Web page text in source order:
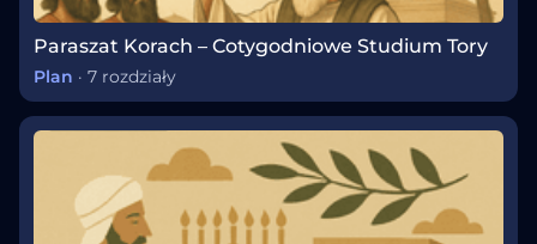
Paraszat Korach – Cotygodniowe Studium Tory
Plan · 7 rozdziały